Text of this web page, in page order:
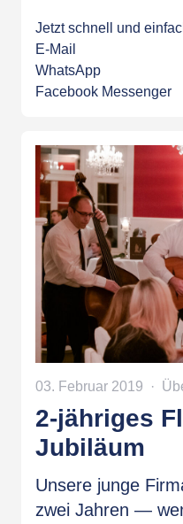
Jetzt schnell und
E-Mail
WhatsApp
Facebook Messenger
03. Februar 2019
2-jähriges
Jubiläum
Unsere junge
zwei Jahren —